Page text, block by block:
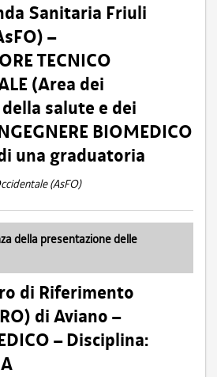
Sanitaria Friuli
–
TECNICO
(Area dei
salute e dei
BIOMEDICO
una graduatoria
(AsFO)
della presentazione delle
di Riferimento
di Aviano –
– Disciplina: